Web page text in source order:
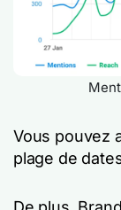
Vous pouvez
plage de